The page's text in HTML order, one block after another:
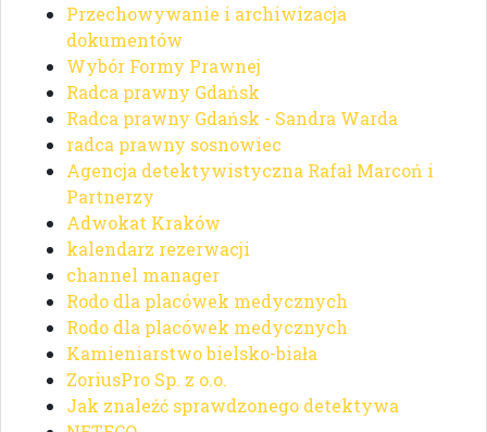
Przechowywanie i archiwizacja
dokumentów
Wybór Formy Prawnej
Radca prawny Gdańsk
Radca prawny Gdańsk - Sandra Warda
radca prawny sosnowiec
Agencja detektywistyczna Rafał Marcoń i
Partnerzy
Adwokat Kraków
kalendarz rezerwacji
channel manager
Rodo dla placówek medycznych
Rodo dla placówek medycznych
Kamieniarstwo bielsko-biała
ZoriusPro Sp. z o.o.
Jak znaleźć sprawdzonego detektywa